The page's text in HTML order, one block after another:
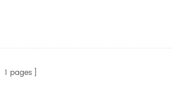
1 pages